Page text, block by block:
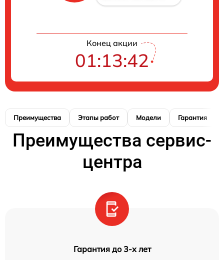
Конец акции
01:13:41
Преимущества Этапы работ Модели Гарантия
Преимущества сервис-
центра
Гарантия до 3-х лет